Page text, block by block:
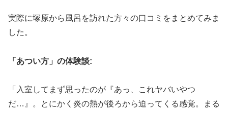
実際に塚原から風呂を訪れた方々の口コミをまとめてみま
した。
「あつい方」の体験談:
「入室してまず思ったのが『あっ、これヤバいやつ
だ…』。とにかく炎の熱が後ろから迫ってくる感覚。まる